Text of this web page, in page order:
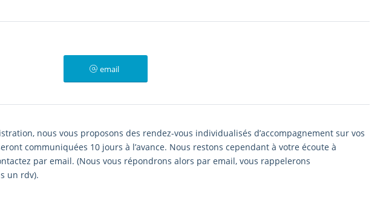
email
nous vous proposons des rendez-vous individualisés d’accompagnement sur vos
communiquées 10 jours à l’avance. Nous restons cependant à votre écoute à
par email. (Nous vous répondrons alors par email, vous rappelerons
un rdv).